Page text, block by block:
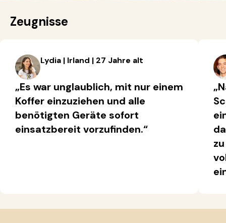
Zeugnisse
Lydia | Irland | 27 Jahre alt
„Es war unglaublich, mit nur einem
Koffer einzuziehen und alle
benötigten Geräte sofort
einsatzbereit vorzufinden.“